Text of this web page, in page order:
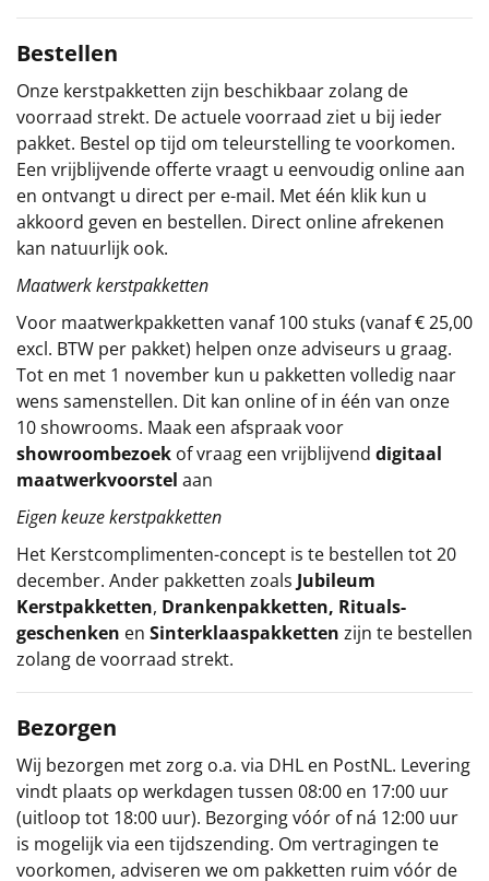
Kerstgeschenken 2026
Relatiegeschenken
Cadeaubon
Per stuk
Alle overige
Bestellen
Onze kerstpakketten zijn beschikbaar zolang de
voorraad strekt. De actuele voorraad ziet u bij ieder
pakket. Bestel op tijd om teleurstelling te voorkomen.
Een vrijblijvende offerte vraagt u eenvoudig online aan
en ontvangt u direct per e-mail. Met één klik kun u
akkoord geven en bestellen. Direct online afrekenen
kan natuurlijk ook.
Maatwerk kerstpakketten
Voor maatwerkpakketten vanaf 100 stuks (vanaf € 25,00
excl. BTW per pakket) helpen onze adviseurs u graag.
Tot en met 1 november kun u pakketten volledig naar
wens samenstellen. Dit kan online of in één van onze
10 showrooms. Maak een afspraak voor
showroombezoek of vraag een vrijblijvend digitaal
maatwerkvoorstel aan
Eigen keuze kerstpakketten
Het Kerstcomplimenten-concept is te bestellen tot 20
december. Ander pakketten zoals Jubileum
Kerstpakketten, Drankenpakketten, Rituals-
geschenken en Sinterklaaspakketten zijn te bestellen
zolang de voorraad strekt.
Bezorgen
Wij bezorgen met zorg o.a. via DHL en PostNL. Levering
vindt plaats op werkdagen tussen 08:00 en 17:00 uur
(uitloop tot 18:00 uur). Bezorging vóór of ná 12:00 uur
is mogelijk via een tijdszending. Om vertragingen te
voorkomen, adviseren we om pakketten ruim vóór de